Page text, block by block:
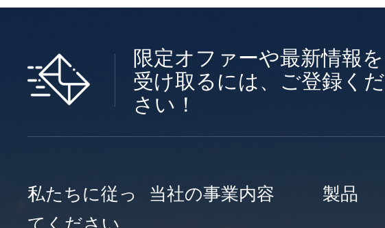
限定オファーや最新情報を
受け取るには、ご登録くだ
さい！
私たちに従っ
てください
当社の事業内容 製品